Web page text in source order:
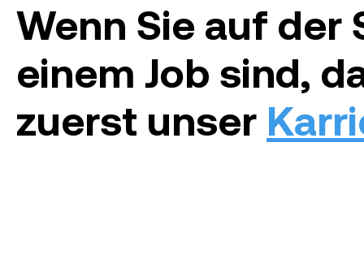
Wenn Sie auf der
einem Job sind,
zuerst unser